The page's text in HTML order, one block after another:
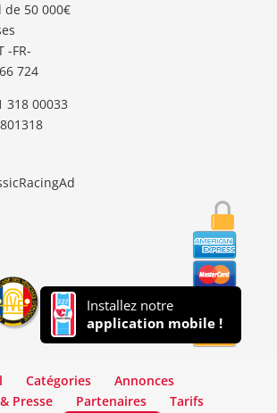
de 50 000€
-FR-
724‬
318 00033
Installez notre
application mobile !
Catégories
Annonces
Presse
Partenaires Tarifs